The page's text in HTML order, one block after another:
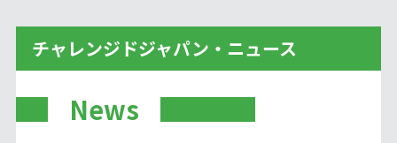
チャレンジドジャパン・ニュース
News